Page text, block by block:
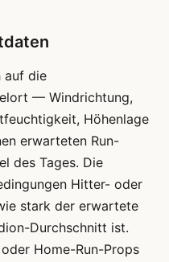
auf die
— Windrichtung,
Höhenlage
erwarteten Run-
des Tages. Die
Hitter- oder
stark der erwartete
Durchschnitt ist.
Home-Run-Props